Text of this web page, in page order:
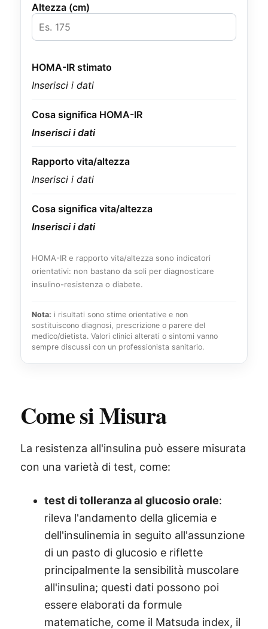
Altezza (cm)
HOMA-IR stimato
Inserisci i dati
Cosa significa HOMA-IR
Inserisci i dati
Rapporto vita/altezza
Inserisci i dati
Cosa significa vita/altezza
Inserisci i dati
HOMA-IR e rapporto vita/altezza sono indicatori
orientativi: non bastano da soli per diagnosticare
insulino-resistenza o diabete.
Nota: i risultati sono stime orientative e non
sostituiscono diagnosi, prescrizione o parere del
medico/dietista. Valori clinici alterati o sintomi vanno
sempre discussi con un professionista sanitario.
Come si Misura
La resistenza all'insulina può essere misurata
con una varietà di test, come:
test di tolleranza al glucosio orale:
rileva l'andamento della glicemia e
dell'insulinemia in seguito all'assunzione
di un pasto di glucosio e riflette
principalmente la sensibilità muscolare
all'insulina; questi dati possono poi
essere elaborati da formule
matematiche, come il Matsuda index, il